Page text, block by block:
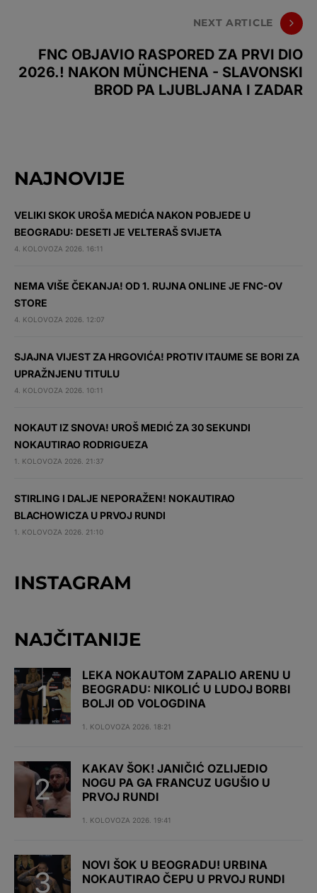
NEXT ARTICLE
FNC OBJAVIO RASPORED ZA PRVI DIO
2026.! NAKON MÜNCHENA - SLAVONSKI
BROD PA LJUBLJANA I ZADAR
NAJNOVIJE
VELIKI SKOK UROŠA MEDIĆA NAKON POBJEDE U
BEOGRADU: DESETI JE VELTERAŠ SVIJETA
4. KOLOVOZA 2026. 16:11
NEMA VIŠE ČEKANJA! OD 1. RUJNA ONLINE JE FNC-OV
STORE
4. KOLOVOZA 2026. 12:07
SJAJNA VIJEST ZA HRGOVIĆA! PROTIV ITAUME SE BORI ZA
UPRAŽNJENU TITULU
4. KOLOVOZA 2026. 10:11
NOKAUT IZ SNOVA! UROŠ MEDIĆ ZA 30 SEKUNDI
NOKAUTIRAO RODRIGUEZA
1. KOLOVOZA 2026. 21:37
STIRLING I DALJE NEPORAŽEN! NOKAUTIRAO
BLACHOWICZA U PRVOJ RUNDI
1. KOLOVOZA 2026. 21:10
INSTAGRAM
NAJČITANIJE
LEKA NOKAUTOM ZAPALIO ARENU U
BEOGRADU: NIKOLIĆ U LUDOJ BORBI
BOLJI OD VOLOGDINA
1. KOLOVOZA 2026. 18:21
KAKAV ŠOK! JANIČIĆ OZLIJEDIO
NOGU PA GA FRANCUZ UGUŠIO U
PRVOJ RUNDI
1. KOLOVOZA 2026. 19:41
NOVI ŠOK U BEOGRADU! URBINA
NOKAUTIRAO ČEPU U PRVOJ RUNDI